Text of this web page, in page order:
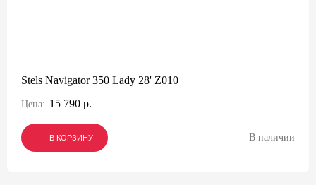
Stels Navigator 350 Lady 28' Z010
Цена: 15 790 р.
В КОРЗИНУ
В КОРЗИНУ
В КОРЗИНУ В наличии